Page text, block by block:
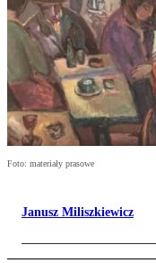
Foto: materiały prasowe
Janusz Miliszkiewicz